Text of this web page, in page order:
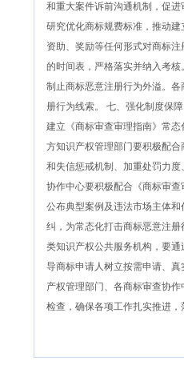
和重大案件诉前沟通机制，促
研究优化商标规费标准，推动
资助、奖励等任何形式对商标
的时间表，严格落实并纳入考
制止商标恶意注册行为外溢。
册行为线索。 七、强化制度保
建立《商标审查审理指南》常
方知识产权管理部门要积极配
和失信惩戒机制、加重处罚力
协作中心要积极配合《商标审
公布典型案例及违法市场主体
纠，为常态化打击商标恶意注
类知识产权公共服务机构，要
导商标申请人树立按需申请、
产权管理部门、各商标审查协
检查，确保各项工作扎实推进